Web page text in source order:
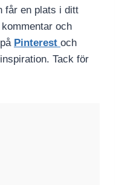
får en plats i ditt
och
Pinterest och
Tack för